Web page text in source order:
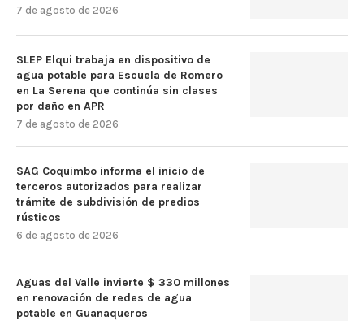
7 de agosto de 2026
SLEP Elqui trabaja en dispositivo de
agua potable para Escuela de Romero
en La Serena que continúa sin clases
por daño en APR
7 de agosto de 2026
SAG Coquimbo informa el inicio de
terceros autorizados para realizar
trámite de subdivisión de predios
rústicos
6 de agosto de 2026
Aguas del Valle invierte $ 330 millones
en renovación de redes de agua
potable en Guanaqueros